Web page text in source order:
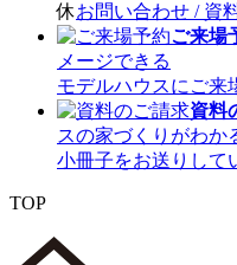
休お問い合わせ / 資
ご来場
メージできる
モデルハウスにご来
資料
スの家づくりがわか
小冊子をお送りして
TOP